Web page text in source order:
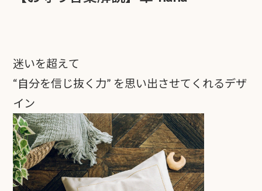
迷いを超えて
“自分を信じ抜く力” を思い出させてくれるデザ
イン